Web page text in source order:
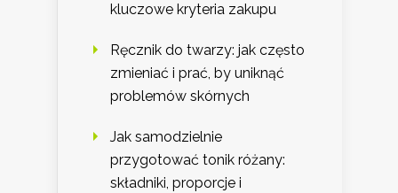
kluczowe kryteria zakupu
Ręcznik do twarzy: jak często
zmieniać i prać, by uniknąć
problemów skórnych
Jak samodzielnie
przygotować tonik różany:
składniki, proporcje i